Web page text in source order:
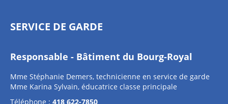
SERVICE DE GARDE
Responsable - Bâtiment du Bourg-Royal
Mme Stéphanie Demers, technicienne en service de garde
Mme Karina Sylvain, éducatrice classe principale
Téléphone : 418 622-7850